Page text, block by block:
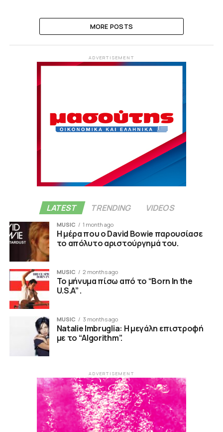
MORE POSTS
ADVERTISEMENT
LATEST TRENDING VIDEOS
MUSIC 1 month ago
Η μέρα που ο David Bowie παρουσίασε
το απόλυτο αριστούργημά του.
MUSIC 2 months ago
Το μήνυμα πίσω από το “Born In the
U.S.A” .
MUSIC 3 months ago
Natalie Imbruglia: Η μεγάλη επιστροφή
με το “Algorithm”.
ADVERTISEMENT